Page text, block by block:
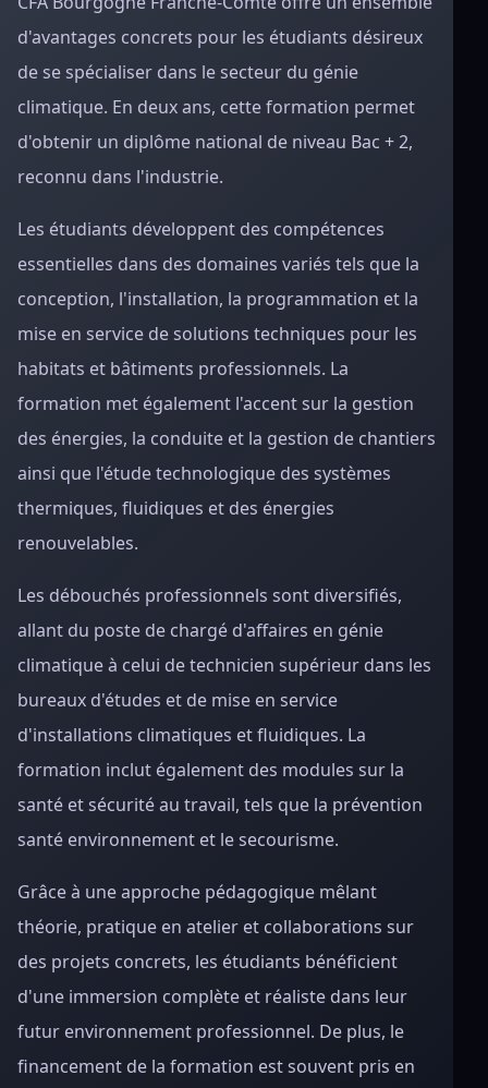
d'avantages concrets pour les étudiants désireux
de se spécialiser dans le secteur du génie
climatique. En deux ans, cette formation permet
d'obtenir un diplôme national de niveau Bac + 2,
reconnu dans l'industrie.
Les étudiants développent des compétences
essentielles dans des domaines variés tels que la
conception, l'installation, la programmation et la
mise en service de solutions techniques pour les
habitats et bâtiments professionnels. La
formation met également l'accent sur la gestion
des énergies, la conduite et la gestion de chantiers
ainsi que l'étude technologique des systèmes
thermiques, fluidiques et des énergies
renouvelables.
Les débouchés professionnels sont diversifiés,
allant du poste de chargé d'affaires en génie
climatique à celui de technicien supérieur dans les
bureaux d'études et de mise en service
d'installations climatiques et fluidiques. La
formation inclut également des modules sur la
santé et sécurité au travail, tels que la prévention
santé environnement et le secourisme.
Grâce à une approche pédagogique mêlant
théorie, pratique en atelier et collaborations sur
des projets concrets, les étudiants bénéficient
d'une immersion complète et réaliste dans leur
futur environnement professionnel. De plus, le
financement de la formation est souvent pris en